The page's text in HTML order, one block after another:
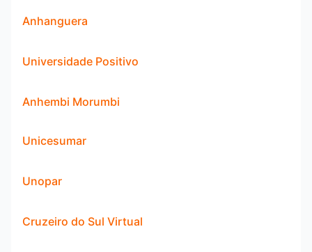
Anhanguera
Universidade Positivo
Anhembi Morumbi
Unicesumar
Unopar
Cruzeiro do Sul Virtual